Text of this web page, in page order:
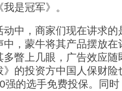
是冠军》。
，商家们现在讲求的
中，蒙牛将其产品摆放
多瞥上几眼，广告效应
》的投资方中国人保财
的选手免费投保。同时